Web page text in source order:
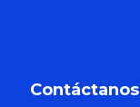
Contáctanos